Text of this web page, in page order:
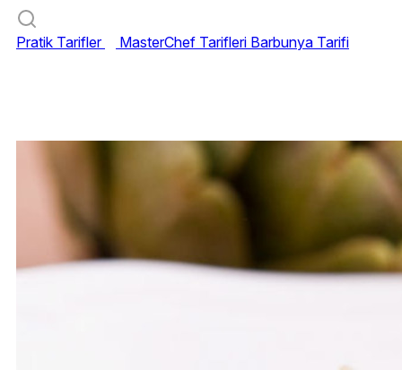
Pratik Tarifler MasterChef Tarifleri Barbunya Tarifi